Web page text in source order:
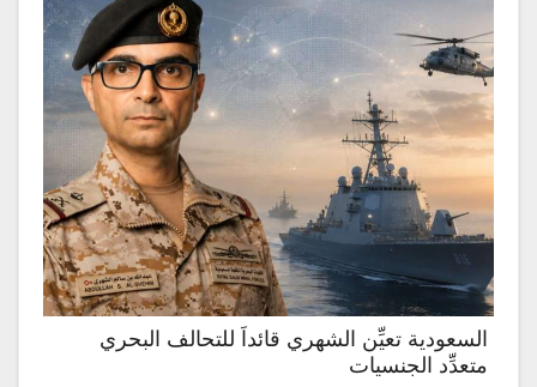
السعودية تعيِّن الشهري قائداً للتحالف البحري
متعدِّد الجنسيات